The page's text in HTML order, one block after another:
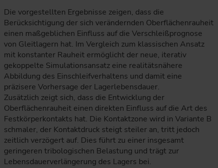
Die vorgestellten Ergebnisse zeigen, dass die
Berücksichtigung der sich verändernden Oberflächenrauheit
einen maßgeblichen Einfluss auf die Verschleißprognose
von Gleitlagern hat. Im Vergleich zum klassischen Ansatz
mit konstanter Rauheit ermöglicht der neue, iterativ
gekoppelte Simulationsansatz eine realitätsnähere
Abbildung des Einschleifverhaltens und damit eine
präzisere Vorhersage der Lagerlebensdauer.
Zusätzlich zeigt sich, dass die Entwicklung der
Oberflächenrauheit einen direkten Einfluss auf die Art des
Festkörperkontakts hat. Die Kontaktzone wird in Variante B
schmaler, der Kontaktdruck steigt steiler an, tritt jedoch
zeitlich verzögert auf. Dies führt zu einer insgesamt
geringeren tribologischen Belastung und trägt zur
Lebensdauerverlängerung des Lagers bei.